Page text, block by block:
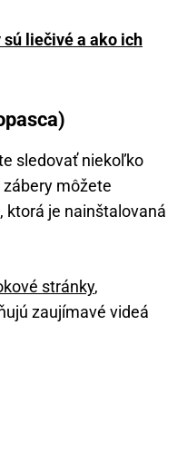
liečivé a ako ich
sledovať niekoľko
môžete
ktorá je nainštalovaná
stránky,
zaujímavé videá